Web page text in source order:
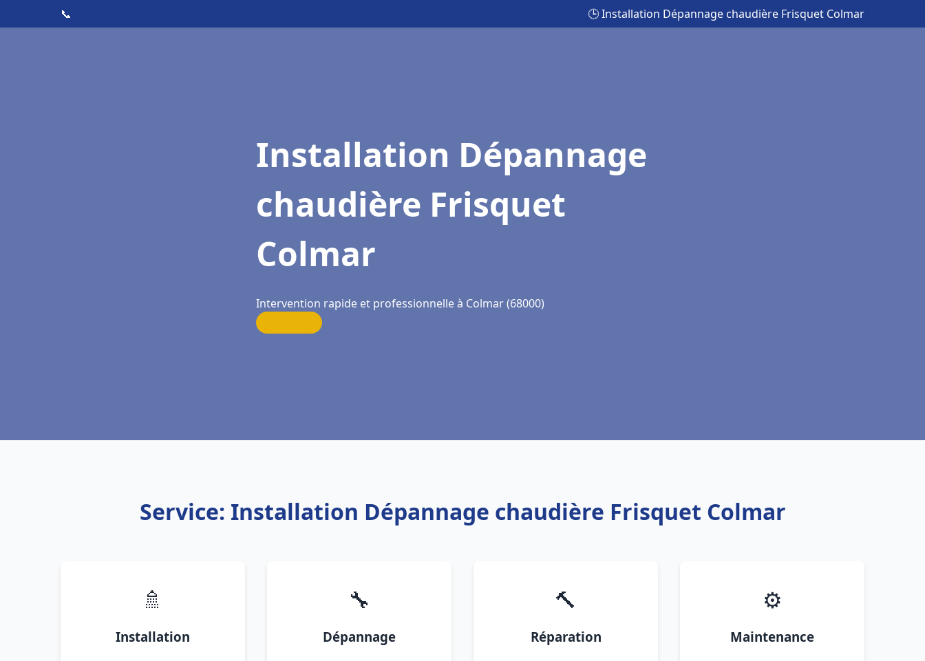
📞 🕒 Installation Dépannage chaudière Frisquet Colmar
Installation Dépannage
chaudière Frisquet
Colmar
Intervention rapide et professionnelle à Colmar (68000)
Service: Installation Dépannage chaudière Frisquet Colmar
🚿
Installation
🔧
Dépannage
🔨
Réparation
⚙️
Maintenance